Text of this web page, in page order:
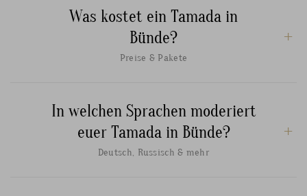
Was kostet ein Tamada in
Bünde?
Preise & Pakete
In welchen Sprachen moderiert
euer Tamada in Bünde?
Deutsch, Russisch & mehr